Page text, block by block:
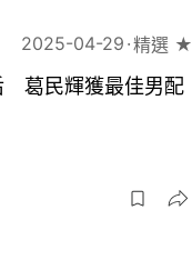
2025-04-29 精選 ★
葛民輝獲最佳男配